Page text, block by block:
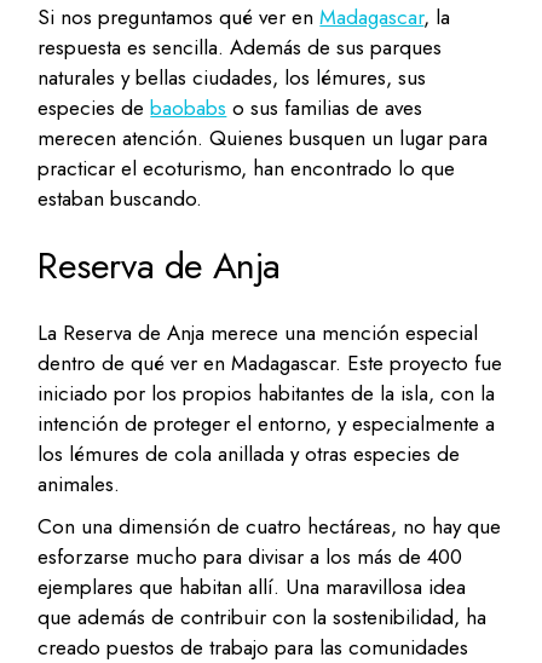
Si nos preguntamos qué ver enMadagascar, la
respuesta es sencilla. Además de sus parques
naturales y bellas ciudades, los lémures, sus
especies debaobabs o sus familias de aves
merecen atención. Quienes busquen un lugar para
practicar el ecoturismo, han encontrado lo que
estaban buscando.
Reserva de Anja
La Reserva de Anja merece una mención especial
dentro de qué ver en Madagascar. Este proyecto fue
iniciado por los propios habitantes de la isla, con la
intención de proteger el entorno, y especialmente a
los lémures de cola anillada y otras especies de
animales.
Con una dimensión de cuatro hectáreas, no hay que
esforzarse mucho para divisar a los más de 400
ejemplares que habitan allí. Una maravillosa idea
que además de contribuir con la sostenibilidad, ha
creado puestos de trabajo para las comunidades